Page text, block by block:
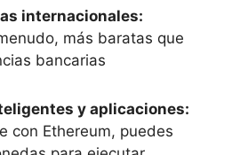
internacionales:
más baratas que
bancarias
y aplicaciones:
con Ethereum, puedes